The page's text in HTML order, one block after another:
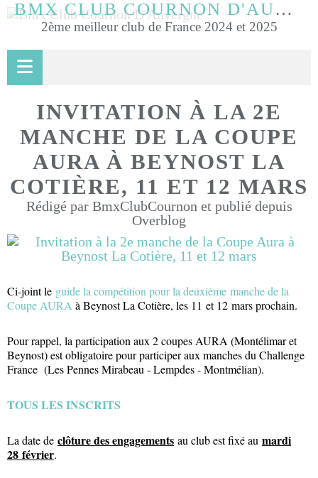
BMX CLUB COURNON D'AUVERGNE
2ème meilleur club de France 2024 et 2025
INVITATION À LA 2E
MANCHE DE LA COUPE
AURA À BEYNOST LA
COTIÈRE, 11 ET 12 MARS
Rédigé par BmxClubCournon et publié depuis
Overblog
Ci-joint le guide la compétition pour la deuxième manche de la
Coupe AURA à Beynost La Cotière, les 11 et 12 mars prochain.
Pour rappel, la participation aux 2 coupes AURA (Montélimar et
Beynost) est obligatoire pour participer aux manches du Challenge
France (Les Pennes Mirabeau - Lempdes - Montmélian).
TOUS LES INSCRITS
La date de clôture des engagements au club est fixé au mardi
28 février.